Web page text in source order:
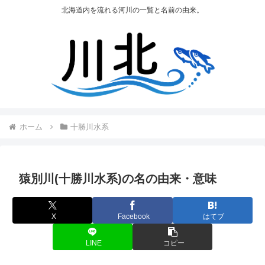
北海道内を流れる河川の一覧と名前の由来。
ホーム 十勝川水系
猿別川(十勝川水系)の名の由来・意味
X Facebook はてブ
LINE コピー